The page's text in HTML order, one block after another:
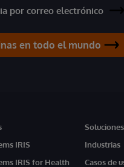
por correo electrónico
en todo el mundo
IRIS
IRIS for Health
Soluciones
Industrias
Casos de